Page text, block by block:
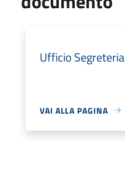
Ufficio Segreteria
VAI ALLA PAGINA